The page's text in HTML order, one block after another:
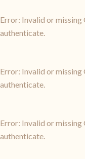
Error: Invalid or missing
authenticate.
Error: Invalid or missing
authenticate.
Error: Invalid or missing
authenticate.